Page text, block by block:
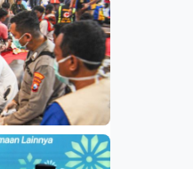
Apa yang
membenahi